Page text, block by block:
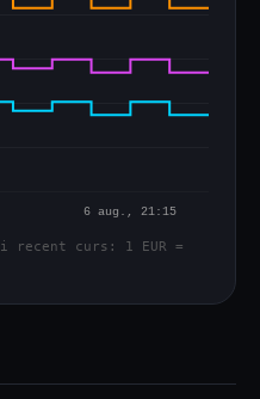
curs: 1 EUR =